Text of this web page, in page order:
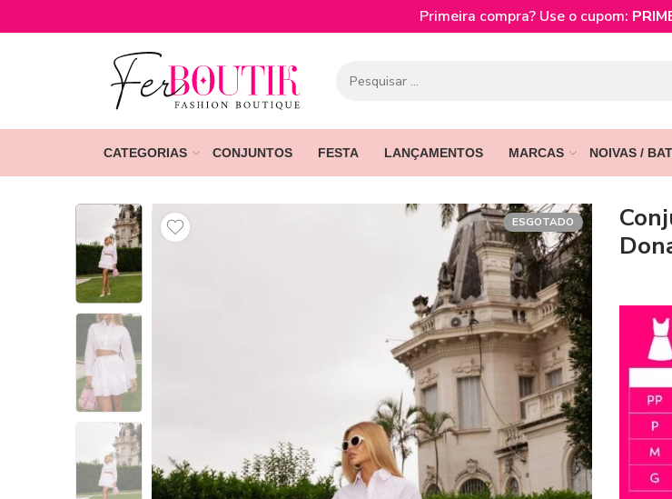
Primeira compra? Use o cupom:
CATEGORIAS CONJUNTOS FESTA LANÇAMENTOS MARCAS NOIVAS /
ESGOTADO